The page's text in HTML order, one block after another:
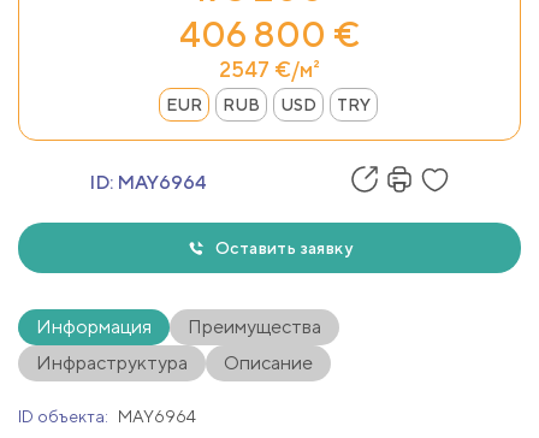
406 800 €
2547 €/м²
EUR RUB USD TRY
ID: MAY6964
Оставить заявку
Информация
Преимущества
Инфраструктура
Описание
ID объекта:
MAY6964